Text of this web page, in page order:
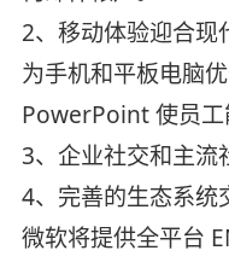
2、移动体验迎合现
为手机和平板电脑
PowerPoint 使员工
3、企业社交和主流
4、完善的生态系统
微软将提供全平台